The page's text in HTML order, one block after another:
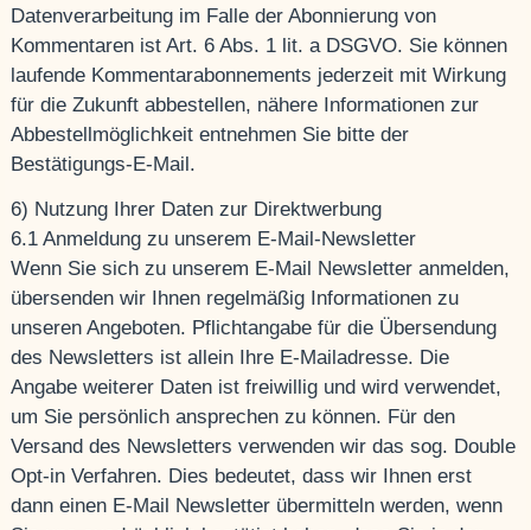
Datenverarbeitung im Falle der Abonnierung von
Kommentaren ist Art. 6 Abs. 1 lit. a DSGVO. Sie können
laufende Kommentarabonnements jederzeit mit Wirkung
für die Zukunft abbestellen, nähere Informationen zur
Abbestellmöglichkeit entnehmen Sie bitte der
Bestätigungs-E-Mail.
6) Nutzung Ihrer Daten zur Direktwerbung
6.1 Anmeldung zu unserem E-Mail-Newsletter
Wenn Sie sich zu unserem E-Mail Newsletter anmelden,
übersenden wir Ihnen regelmäßig Informationen zu
unseren Angeboten. Pflichtangabe für die Übersendung
des Newsletters ist allein Ihre E-Mailadresse. Die
Angabe weiterer Daten ist freiwillig und wird verwendet,
um Sie persönlich ansprechen zu können. Für den
Versand des Newsletters verwenden wir das sog. Double
Opt-in Verfahren. Dies bedeutet, dass wir Ihnen erst
dann einen E-Mail Newsletter übermitteln werden, wenn